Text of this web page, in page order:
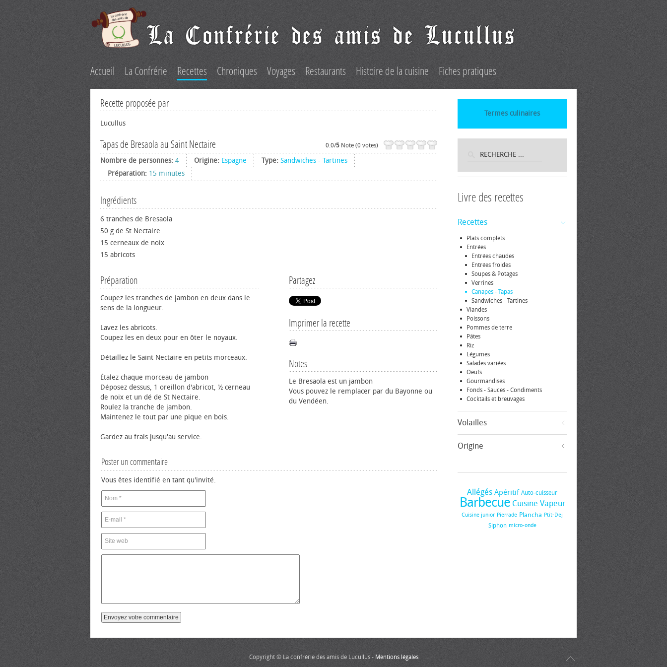
Accueil La Confrérie Recettes Chroniques Voyages Restaurants Histoire de la cuisine Fiches pratiques
Recette proposée par
Lucullus
Tapas de Bresaola au Saint Nectaire 0.0/5 Note (0 votes)
Nombre de personnes: 4 Origine: Espagne Type: Sandwiches - Tartines
Préparation: 15 minutes
Ingrédients
6 tranches de Bresaola
50 g de St Nectaire
15 cerneaux de noix
15 abricots
Partagez
Imprimer la recette
Notes
Le Bresaola est un jambon
Vous pouvez le remplacer par du Bayonne ou
du Vendéen.
Préparation
Coupez les tranches de jambon en deux dans le
sens de la longueur.
Lavez les abricots.
Coupez les en deux pour en ôter le noyaux.
Détaillez le Saint Nectaire en petits morceaux.
Étalez chaque morceau de jambon
Déposez dessus, 1 oreillon d'abricot, ½ cerneau
de noix et un dé de St Nectaire.
Roulez la tranche de jambon.
Maintenez le tout par une pique en bois.
Gardez au frais jusqu'au service.
Poster un commentaire
Vous êtes identifié en tant qu'invité.
Termes culinaires
Livre des recettes
Recettes
Plats complets
Entrées
Entrées chaudes
Entrées froides
Soupes & Potages
Verrines
Canapés - Tapas
Sandwiches - Tartines
Viandes
Poissons
Pommes de terre
Pâtes
Riz
Légumes
Salades variées
Oeufs
Gourmandises
Fonds - Sauces - Condiments
Cocktails et breuvages
Volailles
Origine
Allégés Apéritif Auto-cuisseur
Barbecue Cuisine Vapeur
Cuisine junior Pierrade Plancha Ptit-Dej
Siphon micro-onde
Copyright © La confrérie des amis de Lucullus - Mentions légales